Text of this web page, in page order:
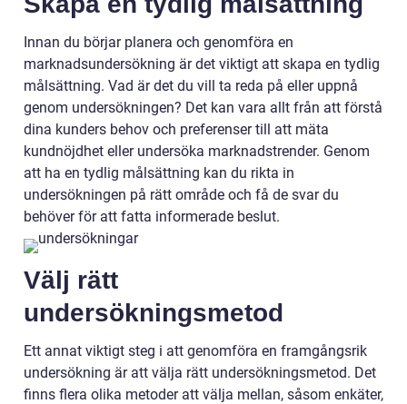
Innan du börjar planera och genomföra en
marknadsundersökning är det viktigt att skapa en tydlig
målsättning. Vad är det du vill ta reda på eller uppnå
genom undersökningen? Det kan vara allt från att förstå
dina kunders behov och preferenser till att mäta
kundnöjdhet eller undersöka marknadstrender. Genom
att ha en tydlig målsättning kan du rikta in
undersökningen på rätt område och få de svar du
behöver för att fatta informerade beslut.
Välj rätt
undersökningsmetod
Ett annat viktigt steg i att genomföra en framgångsrik
undersökning är att välja rätt undersökningsmetod. Det
finns flera olika metoder att välja mellan, såsom enkäter,